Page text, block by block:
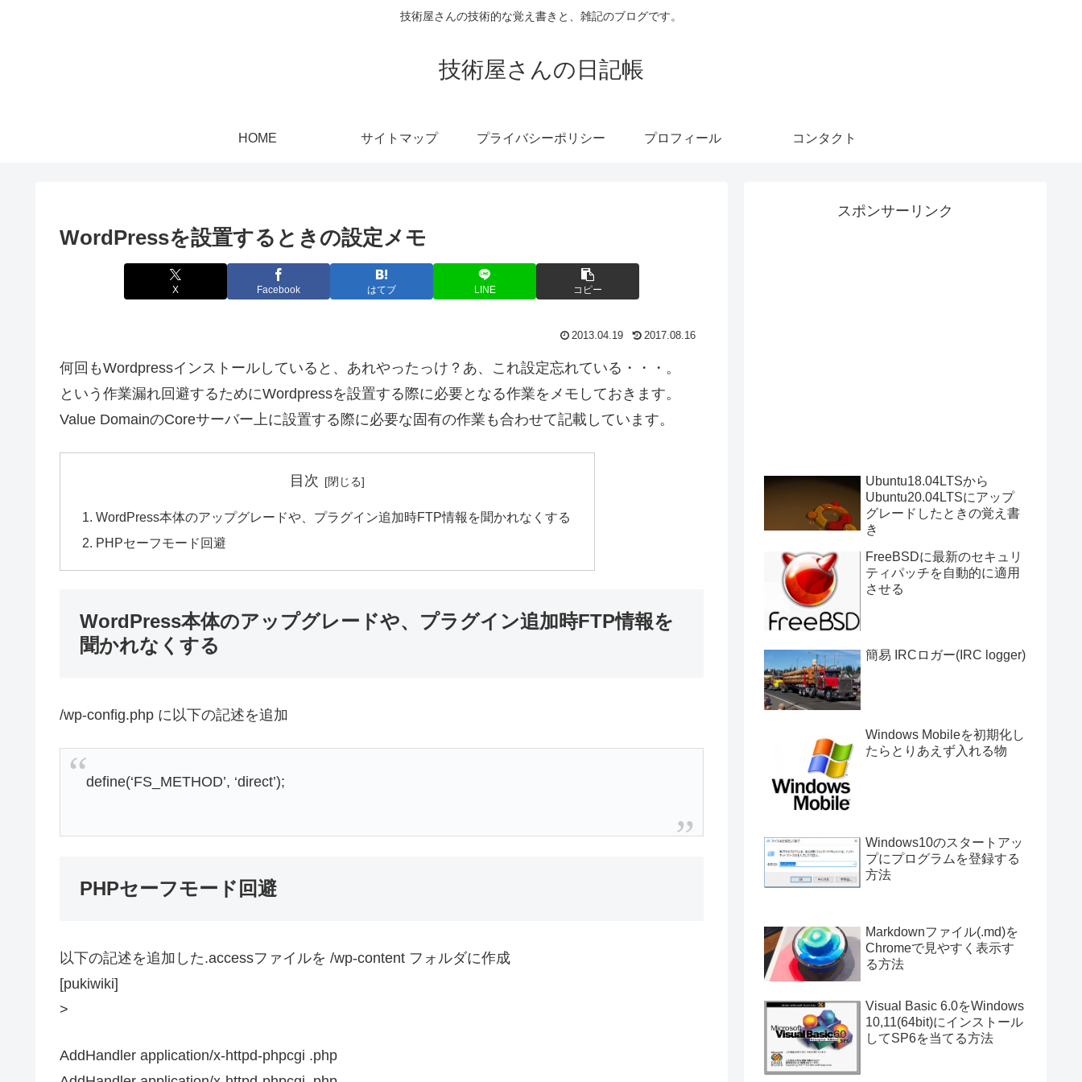
技術屋さんの技術的な覚え書きと、雑記のブログです。
技術屋さんの日記帳
HOME サイトマップ プライバシーポリシー プロフィール コンタクト
WordPressを設置するときの設定メモ
X Facebook はてブ LINE コピー
2013.04.19 2017.08.16
何回もWordpressインストールしていると、あれやったっけ？あ、これ設定忘れている・・・。
という作業漏れ回避するためにWordpressを設置する際に必要となる作業をメモしておきます。
Value DomainのCoreサーバー上に設置する際に必要な固有の作業も合わせて記載しています。
目次
WordPress本体のアップグレードや、プラグイン追加時FTP情報を聞かれなくする
PHPセーフモード回避
WordPress本体のアップグレードや、プラグイン追加時FTP情報を
聞かれなくする
/wp-config.php に以下の記述を追加
define(‘FS_METHOD’, ‘direct’);
PHPセーフモード回避
以下の記述を追加した.accessファイルを /wp-content フォルダに作成
[pukiwiki]
>
AddHandler application/x-httpd-phpcgi .php
スポンサーリンク
Ubuntu18.04LTSから
Ubuntu20.04LTSにアップ
グレードしたときの覚え書
き
FreeBSDに最新のセキュリ
ティパッチを自動的に適用
させる
簡易 IRCロガー(IRC logger)
Windows Mobileを初期化し
たらとりあえず入れる物
Windows10のスタートアッ
プにプログラムを登録する
方法
Markdownファイル(.md)を
Chromeで見やすく表示す
る方法
Visual Basic 6.0をWindows
10,11(64bit)にインストール
してSP6を当てる方法